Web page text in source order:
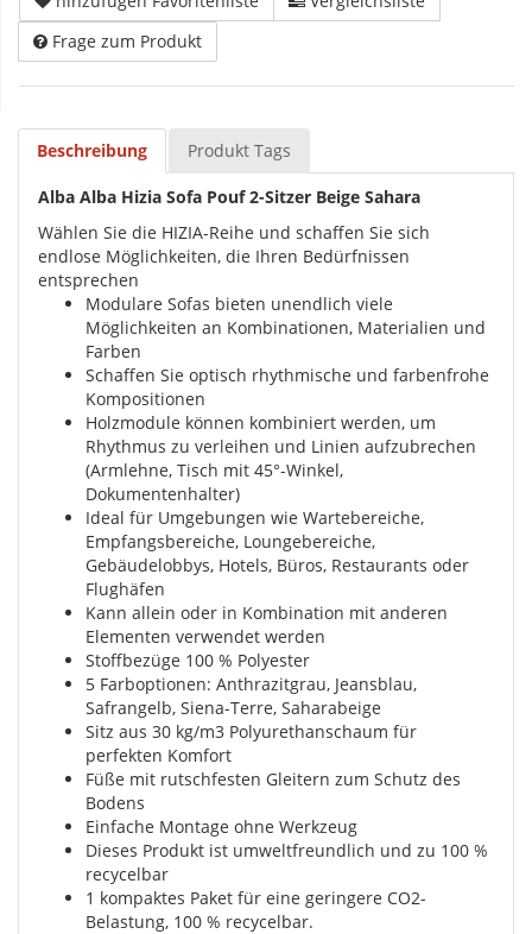
Frage zum Produkt
Beschreibung Produkt Tags
Alba Alba Hizia Sofa Pouf 2-Sitzer Beige Sahara
Wählen Sie die HIZIA-Reihe und schaffen Sie sich
endlose Möglichkeiten, die Ihren Bedürfnissen
entsprechen
Modulare Sofas bieten unendlich viele
Möglichkeiten an Kombinationen, Materialien und
Farben
Schaffen Sie optisch rhythmische und farbenfrohe
Kompositionen
Holzmodule können kombiniert werden, um
Rhythmus zu verleihen und Linien aufzubrechen
(Armlehne, Tisch mit 45°-Winkel,
Dokumentenhalter)
Ideal für Umgebungen wie Wartebereiche,
Empfangsbereiche, Loungebereiche,
Gebäudelobbys, Hotels, Büros, Restaurants oder
Flughäfen
Kann allein oder in Kombination mit anderen
Elementen verwendet werden
Stoffbezüge 100 % Polyester
5 Farboptionen: Anthrazitgrau, Jeansblau,
Safrangelb, Siena-Terre, Saharabeige
Sitz aus 30 kg/m3 Polyurethanschaum für
perfekten Komfort
Füße mit rutschfesten Gleitern zum Schutz des
Bodens
Einfache Montage ohne Werkzeug
Dieses Produkt ist umweltfreundlich und zu 100 %
recycelbar
1 kompaktes Paket für eine geringere CO2-
Belastung, 100 % recycelbar.